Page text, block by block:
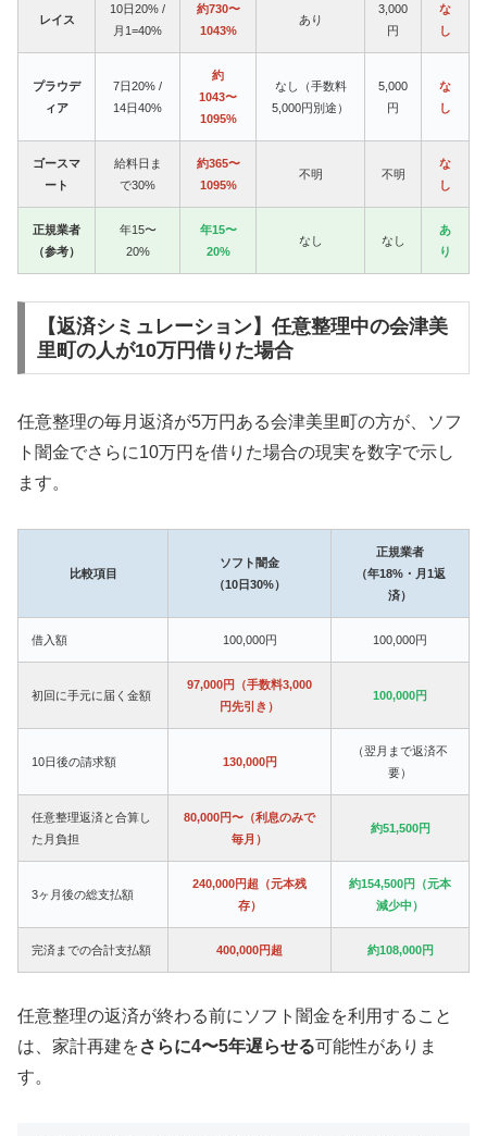
レイス
10日20% /
月1=40%
約730〜
1043%
あり
3,000
円
な
し
プラウデ
ィア
7日20% /
14日40%
約
1043〜
1095%
なし（手数料
5,000円別途）
5,000
円
な
し
ゴースマ
ート
給料日ま
で30%
約365〜
1095%
不明 不明
な
し
正規業者
（参考）
年15〜
20%
年15〜
20%
なし なし
あ
り
【返済シミュレーション】任意整理中の会津美
里町の人が10万円借りた場合
任意整理の毎月返済が5万円ある会津美里町の方が、ソフ
ト闇金でさらに10万円を借りた場合の現実を数字で示し
ます。
比較項目
ソフト闇金
（10日30%）
正規業者
（年18%・月1返
済）
借入額 100,000円 100,000円
初回に手元に届く金額
97,000円（手数料3,000
円先引き）
100,000円
10日後の請求額 130,000円
（翌月まで返済不
要）
任意整理返済と合算し
た月負担
80,000円〜（利息のみで
毎月）
約51,500円
3ヶ月後の総支払額
240,000円超（元本残
存）
約154,500円（元本
減少中）
完済までの合計支払額 400,000円超 約108,000円
任意整理の返済が終わる前にソフト闇金を利用すること
は、家計再建をさらに4〜5年遅らせる可能性がありま
す。